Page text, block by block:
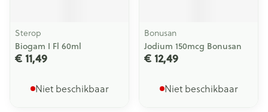
Sterop
Biogam I Fl 60ml
€ 11,49
Niet beschikbaar
Bonusan
Jodium 150mcg Bonusan
€ 12,49
Niet beschikbaar